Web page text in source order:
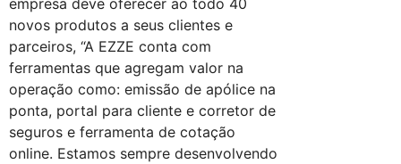
empresa deve oferecer ao todo 40
novos produtos a seus clientes e
parceiros, “A EZZE conta com
ferramentas que agregam valor na
operação como: emissão de apólice na
ponta, portal para cliente e corretor de
seguros e ferramenta de cotação
online. Estamos sempre desenvolvendo